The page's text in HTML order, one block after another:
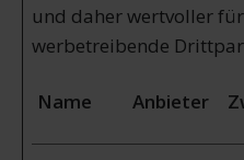
und daher wertvoller
werbetreibende
Name Anbieter